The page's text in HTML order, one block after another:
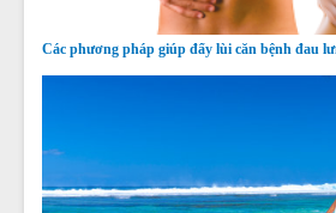
Các phương pháp giúp đẩy lùi căn bệnh đau